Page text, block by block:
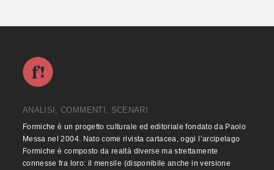
ANALISI, COMMENTI, SCENARI
Formiche è un progetto culturale ed editoriale fondato da Paolo
Messa nel 2004. Nato come rivista cartacea, oggi l’arcipelago
Formiche è composto da realtà diverse ma strettamente
connesse fra loro: il mensile (disponibile anche in versione